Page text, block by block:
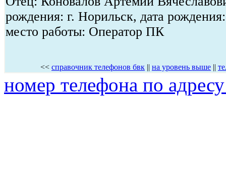
рождения: г. Норильск, дата
место работы: Оператор ПК
<< справочник телефонов бвк || на уровень выше ||
номер телефона по